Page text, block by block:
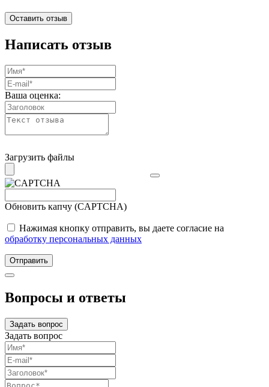
Оставить отзыв
Написать отзыв
Ваша оценка:
Загрузить файлы
Обновить капчу (CAPTCHA)
Нажимая кнопку отправить, вы даете согласие на
обработку персональных данных
Отправить
Вопросы и ответы
Задать вопрос
Задать вопрос